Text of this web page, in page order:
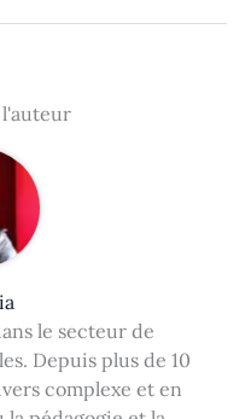
l'auteur
le secteur de
Depuis plus de 10
complexe et en